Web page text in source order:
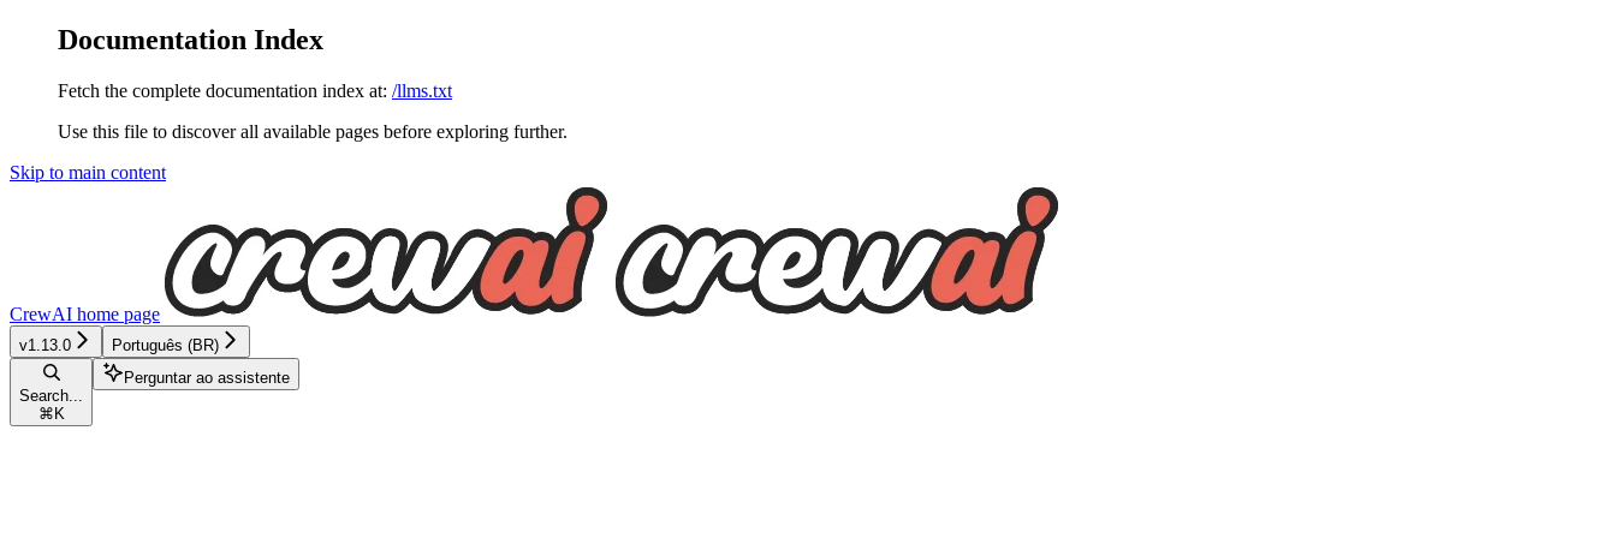
Documentation Index
Fetch the complete documentation index at: /llms.txt
Use this file to discover all available pages before exploring further.
Skip to main content
CrewAI home page
v1.13.0 Português (BR)
Search...
⌘ K
Perguntar ao assistente